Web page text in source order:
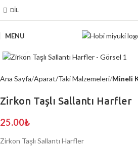
DIL
MENU
Ana Sayfa Aparat/Taki Malzemeleri Mineli
Zirkon Taşlı Sallantı Harfler
25.00₺
Zirkon Taşlı Sallantı Harfler